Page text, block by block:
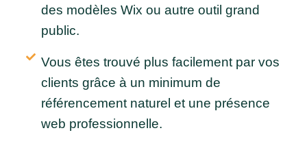
des modèles Wix ou autre outil grand
public.
Vous êtes trouvé plus facilement par vos
clients grâce à un minimum de
référencement naturel et une présence
web professionnelle.